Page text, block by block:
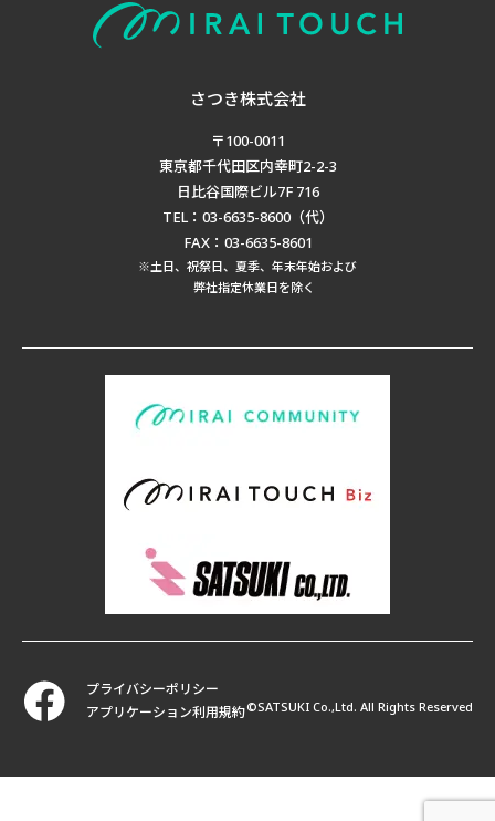
さつき株式会社
〒100-0011
東京都千代田区内幸町2-2-3
日比谷国際ビル7F 716
TEL：03-6635-8600（代）
FAX：03-6635-8601
※土日、祝祭日、夏季、年末年始および
弊社指定休業日を除く
プライバシーポリシー
アプリケーション利用規約©SATSUKI Co.,Ltd. All Rights Reserved